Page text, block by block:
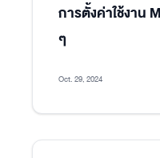
การตั้งค่าใช้งาน
ๆ
Oct. 29, 2024